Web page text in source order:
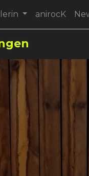
anirocK